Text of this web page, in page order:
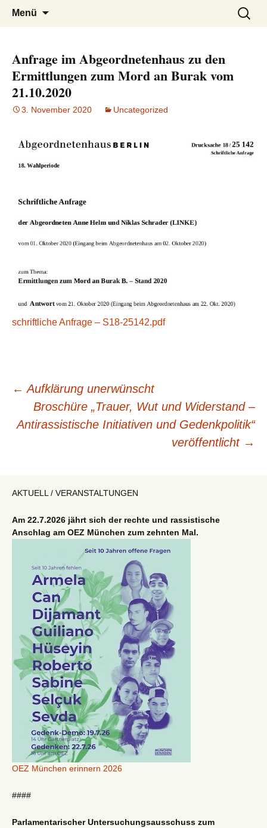
burak
Menü
Suchen
nach:
Anfrage im Abgeordnetenhaus zu den
Ermittlungen zum Mord an Burak vom
21.10.2020
3. November 2020 Uncategorized
schriftliche Anfrage – S18-25142.pdf
Beitragsnavigation
← Aufklärung unerwünscht
Broschüre „Trauer, Wut und Widerstand –
Antirassistische Initiativen und Gedenkpolitik“
veröffentlicht →
AKTUELL / VERANSTALTUNGEN
Am 22.7.2026 jährt sich der rechte und rassistische
Anschlag am OEZ München zum zehnten Mal.
OEZ München erinnern 2026
####
Parlamentarischer Untersuchungsausschuss zum